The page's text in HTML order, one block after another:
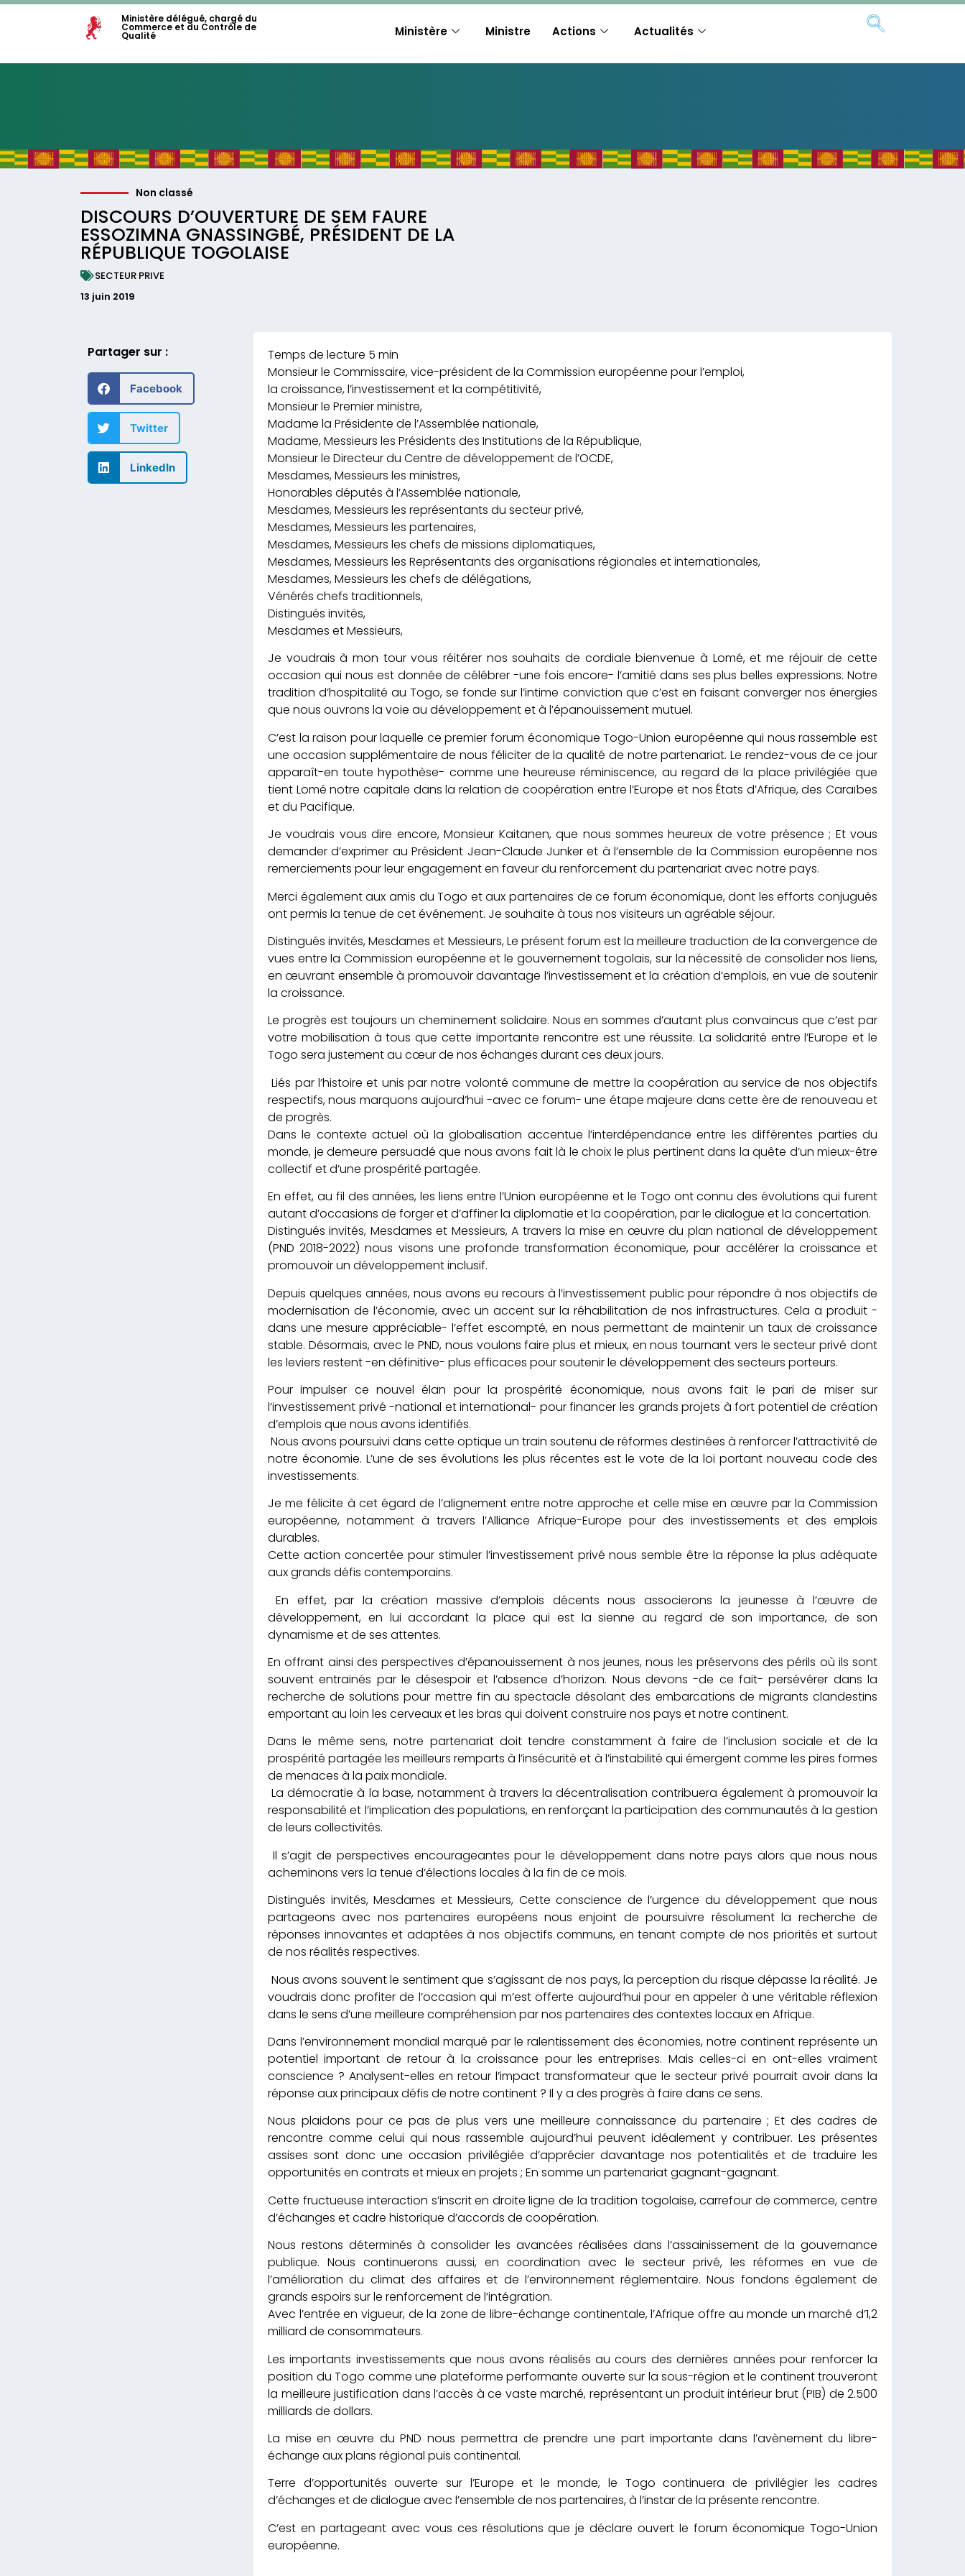
Ministère délégué, chargé du
Commerce et du Contrôle de
Qualité Ministère Ministre Actions Actualités
Non classé
DISCOURS D’OUVERTURE DE SEM FAURE
ESSOZIMNA GNASSINGBÉ, PRÉSIDENT DE LA
RÉPUBLIQUE TOGOLAISE
SECTEUR PRIVE
13 juin 2019
Partager sur :
Facebook
Twitter
LinkedIn
Monsieur le Commissaire, vice-président de la Commission européenne pour l’emploi,
la croissance, l’investissement et la compétitivité,
Monsieur le Premier ministre,
Madame la Présidente de l’Assemblée nationale,
Madame, Messieurs les Présidents des Institutions de la République,
Monsieur le Directeur du Centre de développement de l’OCDE,
Mesdames, Messieurs les ministres,
Honorables députés à l’Assemblée nationale,
Mesdames, Messieurs les représentants du secteur privé,
Mesdames, Messieurs les partenaires,
Mesdames, Messieurs les chefs de missions diplomatiques,
Mesdames, Messieurs les Représentants des organisations régionales et internationales,
Mesdames, Messieurs les chefs de délégations,
Vénérés chefs traditionnels,
Distingués invités,
Mesdames et Messieurs,
Je voudrais à mon tour vous réitérer nos souhaits de cordiale bienvenue à Lomé, et me réjouir de cette
occasion qui nous est donnée de célébrer -une fois encore- l’amitié dans ses plus belles expressions. Notre
tradition d’hospitalité au Togo, se fonde sur l’intime conviction que c’est en faisant converger nos énergies
que nous ouvrons la voie au développement et à l’épanouissement mutuel.
C’est la raison pour laquelle ce premier forum économique Togo-Union européenne qui nous rassemble est
une occasion supplémentaire de nous féliciter de la qualité de notre partenariat. Le rendez-vous de ce jour
apparaît-en toute hypothèse- comme une heureuse réminiscence, au regard de la place privilégiée que
tient Lomé notre capitale dans la relation de coopération entre l’Europe et nos États d’Afrique, des Caraïbes
et du Pacifique.
Je voudrais vous dire encore, Monsieur Kaitanen, que nous sommes heureux de votre présence ; Et vous
demander d’exprimer au Président Jean-Claude Junker et à l’ensemble de la Commission européenne nos
remerciements pour leur engagement en faveur du renforcement du partenariat avec notre pays.
Merci également aux amis du Togo et aux partenaires de ce forum économique, dont les efforts conjugués
ont permis la tenue de cet événement. Je souhaite à tous nos visiteurs un agréable séjour.
Distingués invités, Mesdames et Messieurs, Le présent forum est la meilleure traduction de la convergence de
vues entre la Commission européenne et le gouvernement togolais, sur la nécessité de consolider nos liens,
en œuvrant ensemble à promouvoir davantage l’investissement et la création d’emplois, en vue de soutenir
la croissance.
Le progrès est toujours un cheminement solidaire. Nous en sommes d’autant plus convaincus que c’est par
votre mobilisation à tous que cette importante rencontre est une réussite. La solidarité entre l’Europe et le
Togo sera justement au cœur de nos échanges durant ces deux jours.
Liés par l’histoire et unis par notre volonté commune de mettre la coopération au service de nos objectifs
respectifs, nous marquons aujourd’hui -avec ce forum- une étape majeure dans cette ère de renouveau et
de progrès.
Dans le contexte actuel où la globalisation accentue l’interdépendance entre les différentes parties du
monde, je demeure persuadé que nous avons fait là le choix le plus pertinent dans la quête d’un mieux-être
collectif et d’une prospérité partagée.
En effet, au fil des années, les liens entre l’Union européenne et le Togo ont connu des évolutions qui furent
autant d’occasions de forger et d’affiner la diplomatie et la coopération, par le dialogue et la concertation.
Distingués invités, Mesdames et Messieurs, A travers la mise en œuvre du plan national de développement
(PND 2018-2022) nous visons une profonde transformation économique, pour accélérer la croissance et
promouvoir un développement inclusif.
Depuis quelques années, nous avons eu recours à l’investissement public pour répondre à nos objectifs de
modernisation de l’économie, avec un accent sur la réhabilitation de nos infrastructures. Cela a produit -
dans une mesure appréciable- l’effet escompté, en nous permettant de maintenir un taux de croissance
stable. Désormais, avec le PND, nous voulons faire plus et mieux, en nous tournant vers le secteur privé dont
les leviers restent -en définitive- plus efficaces pour soutenir le développement des secteurs porteurs.
Pour impulser ce nouvel élan pour la prospérité économique, nous avons fait le pari de miser sur
l’investissement privé -national et international- pour financer les grands projets à fort potentiel de création
d’emplois que nous avons identifiés.
Nous avons poursuivi dans cette optique un train soutenu de réformes destinées à renforcer l’attractivité de
notre économie. L’une de ses évolutions les plus récentes est le vote de la loi portant nouveau code des
investissements.
Je me félicite à cet égard de l’alignement entre notre approche et celle mise en œuvre par la Commission
européenne, notamment à travers l’Alliance Afrique-Europe pour des investissements et des emplois
durables.
Cette action concertée pour stimuler l’investissement privé nous semble être la réponse la plus adéquate
aux grands défis contemporains.
En effet, par la création massive d’emplois décents nous associerons la jeunesse à l’œuvre de
développement, en lui accordant la place qui est la sienne au regard de son importance, de son
dynamisme et de ses attentes.
En offrant ainsi des perspectives d’épanouissement à nos jeunes, nous les préservons des périls où ils sont
souvent entrainés par le désespoir et l’absence d’horizon. Nous devons -de ce fait- persévérer dans la
recherche de solutions pour mettre fin au spectacle désolant des embarcations de migrants clandestins
emportant au loin les cerveaux et les bras qui doivent construire nos pays et notre continent.
Dans le même sens, notre partenariat doit tendre constamment à faire de l’inclusion sociale et de la
prospérité partagée les meilleurs remparts à l’insécurité et à l’instabilité qui émergent comme les pires formes
de menaces à la paix mondiale.
La démocratie à la base, notamment à travers la décentralisation contribuera également à promouvoir la
responsabilité et l’implication des populations, en renforçant la participation des communautés à la gestion
de leurs collectivités.
Il s’agit de perspectives encourageantes pour le développement dans notre pays alors que nous nous
acheminons vers la tenue d’élections locales à la fin de ce mois.
Distingués invités, Mesdames et Messieurs, Cette conscience de l’urgence du développement que nous
partageons avec nos partenaires européens nous enjoint de poursuivre résolument la recherche de
réponses innovantes et adaptées à nos objectifs communs, en tenant compte de nos priorités et surtout
de nos réalités respectives.
Nous avons souvent le sentiment que s’agissant de nos pays, la perception du risque dépasse la réalité. Je
voudrais donc profiter de l’occasion qui m’est offerte aujourd’hui pour en appeler à une véritable réflexion
dans le sens d’une meilleure compréhension par nos partenaires des contextes locaux en Afrique.
Dans l’environnement mondial marqué par le ralentissement des économies, notre continent représente un
potentiel important de retour à la croissance pour les entreprises. Mais celles-ci en ont-elles vraiment
conscience ? Analysent-elles en retour l’impact transformateur que le secteur privé pourrait avoir dans la
réponse aux principaux défis de notre continent ? Il y a des progrès à faire dans ce sens.
Nous plaidons pour ce pas de plus vers une meilleure connaissance du partenaire ; Et des cadres de
rencontre comme celui qui nous rassemble aujourd’hui peuvent idéalement y contribuer. Les présentes
assises sont donc une occasion privilégiée d’apprécier davantage nos potentialités et de traduire les
opportunités en contrats et mieux en projets ; En somme un partenariat gagnant-gagnant.
Cette fructueuse interaction s’inscrit en droite ligne de la tradition togolaise, carrefour de commerce, centre
d’échanges et cadre historique d’accords de coopération.
Nous restons déterminés à consolider les avancées réalisées dans l’assainissement de la gouvernance
publique. Nous continuerons aussi, en coordination avec le secteur privé, les réformes en vue de
l’amélioration du climat des affaires et de l’environnement réglementaire. Nous fondons également de
grands espoirs sur le renforcement de l’intégration.
Avec l’entrée en vigueur, de la zone de libre-échange continentale, l’Afrique offre au monde un marché d’1,2
milliard de consommateurs.
Les importants investissements que nous avons réalisés au cours des dernières années pour renforcer la
position du Togo comme une plateforme performante ouverte sur la sous-région et le continent trouveront
la meilleure justification dans l’accès à ce vaste marché, représentant un produit intérieur brut (PIB) de 2.500
milliards de dollars.
La mise en œuvre du PND nous permettra de prendre une part importante dans l’avènement du libre-
échange aux plans régional puis continental.
Terre d’opportunités ouverte sur l’Europe et le monde, le Togo continuera de privilégier les cadres
d’échanges et de dialogue avec l’ensemble de nos partenaires, à l’instar de la présente rencontre.
C’est en partageant avec vous ces résolutions que je déclare ouvert le forum économique Togo-Union
européenne.